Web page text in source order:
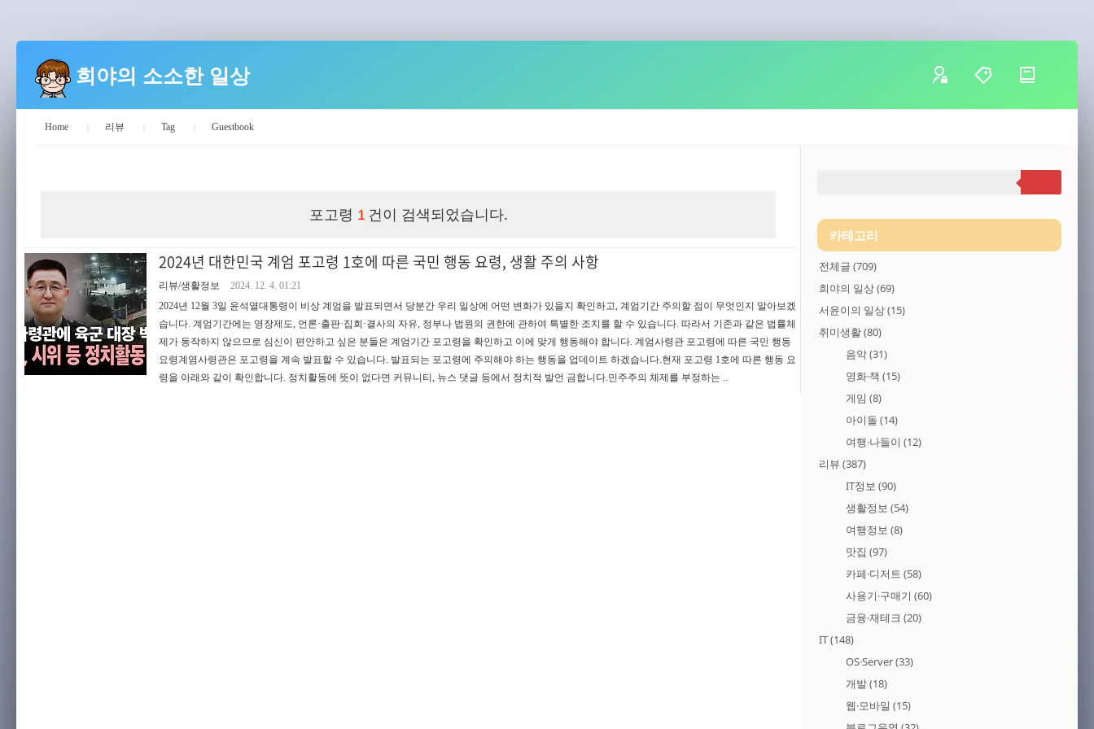
희야의 소소한 일상
Home 리뷰 Tag Guestbook
포고령 1 건이 검색되었습니다.
2024년 대한민국 계엄 포고령 1호에 따른 국민 행동 요령, 생활 주의 사항
리뷰/생활정보
2024. 12. 4. 01:21
2024년 12월 3일 윤석열대통령이 비상 계엄을 발표되면서 당분간 우리 일상에 어떤 변화가 있을지 확인하고, 계엄기간 주의할 점이 무엇인지 알아보겠
습니다. 계엄기간에는 영장제도, 언론·출판·집회·결사의 자유, 정부나 법원의 권한에 관하여 특별한 조치를 할 수 있습니다. 따라서 기존과 같은 법률체
제가 동작하지 않으므로 심신이 편안하고 싶은 분들은 계엄기간 포고령을 확인하고 이에 맞게 행동해야 합니다. 계엄사령관 포고령에 따른 국민 행동
요령계염사령관은 포고령을 계속 발표할 수 있습니다. 발표되는 포고령에 주의해야 하는 행동을 업데이트 하겠습니다.현재 포고령 1호에 따른 행동 요
령을 아래와 같이 확인합니다. 정치활동에 뜻이 없다면 커뮤니티, 뉴스 댓글 등에서 정치적 발언 금합니다.민주주의 체제를 부정하는 ..
카테고리
전체글 (709)
희야의 일상(69)
서윤이의 일상(15)
취미생활(80)
음악(31)
영화·책 (15)
게임 (8)
아이돌 (14)
여행·나들이 (12)
리뷰 (387)
IT정보 (90)
생활정보 (54)
여행정보 (8)
맛집 (97)
카페·디저트 (58)
사용기·구매기 (60)
금융·재테크 (20)
IT(148)
OS·Server(33)
개발(18)
웹·모바일 (15)